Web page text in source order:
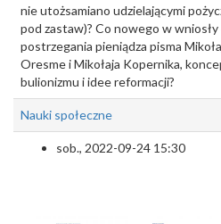
nie utożsamiano udzielającymi
pod zastaw)? Co nowego w wniosły
postrzegania pieniądza pisma
Oresme i Mikołaja Kopernika,
bulionizmu i idee reformacji?
Nauki społeczne
sob., 2022-09-24 15:30